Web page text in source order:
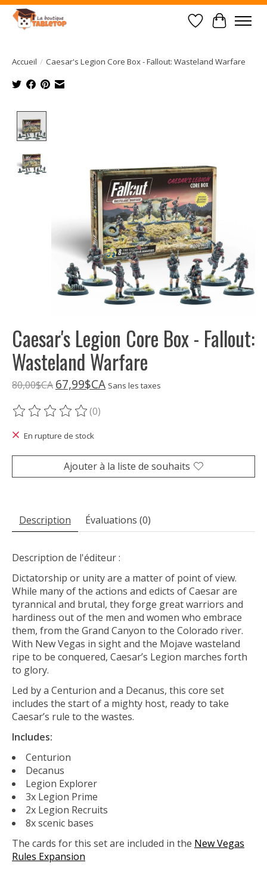
Liste dePanier
Accueil / Caesar's Legion Core Box - Fallout: Wasteland Warfare
Caesar's Legion Core Box - Fallout:
Wasteland Warfare
80,00$CA 67,99$CA Sans les taxes
Ce produit est évalué à
(0)
En rupture de stock
Ajouter à la liste de souhaits
Description Évaluations (0)
Description de l'éditeur :
Dictatorship or unity are a matter of point of view.
While many of the actions and edicts of Caesar are
tyrannical and brutal, they forge great warriors and
hardiness out of the men and women who embrace
them, from the Grand Canyon to the Colorado river.
With New Vegas in sight and the Mojave wasteland
ripe to be conquered, Caesar’s Legion marches forth
to glory.
Led by a Centurion and a Decanus, this core set
includes the start of a mighty host, ready to take
Caesar’s rule to the wastes.
Includes:
Centurion
Decanus
Legion Explorer
3x Legion Prime
2x Legion Recruits
8x scenic bases
The cards for this set are included in the New Vegas
Rules Expansion